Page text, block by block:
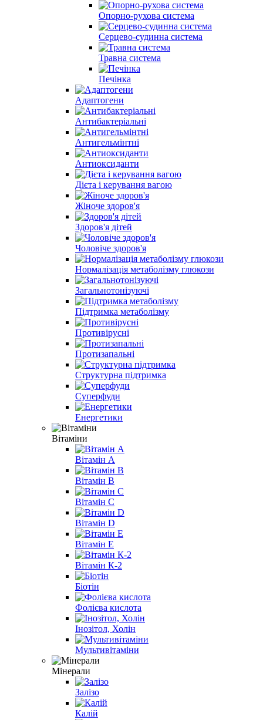
Опорно-рухова система
Серцево-судинна система
Травна система
Печінка
Адаптогени
Антибактеріальні
Антигельмінтні
Антиоксиданти
Дієта і керування вагою
Жіноче здоров'я
Здоров'я дітей
Чоловіче здоров'я
Нормалізація метаболізму глюкози
Загальнотонізуючі
Підтримка метаболізму
Противірусні
Протизапальні
Структурна підтримка
Суперфуди
Енергетики
Вітаміни
Вітамін A
Вітамін B
Вітамін С
Вітамін D
Вітамін E
Вітамін К-2
Біотін
Фолієва кислота
Інозітол, Холін
Мультивітаміни
Мінерали
Залізо
Калій